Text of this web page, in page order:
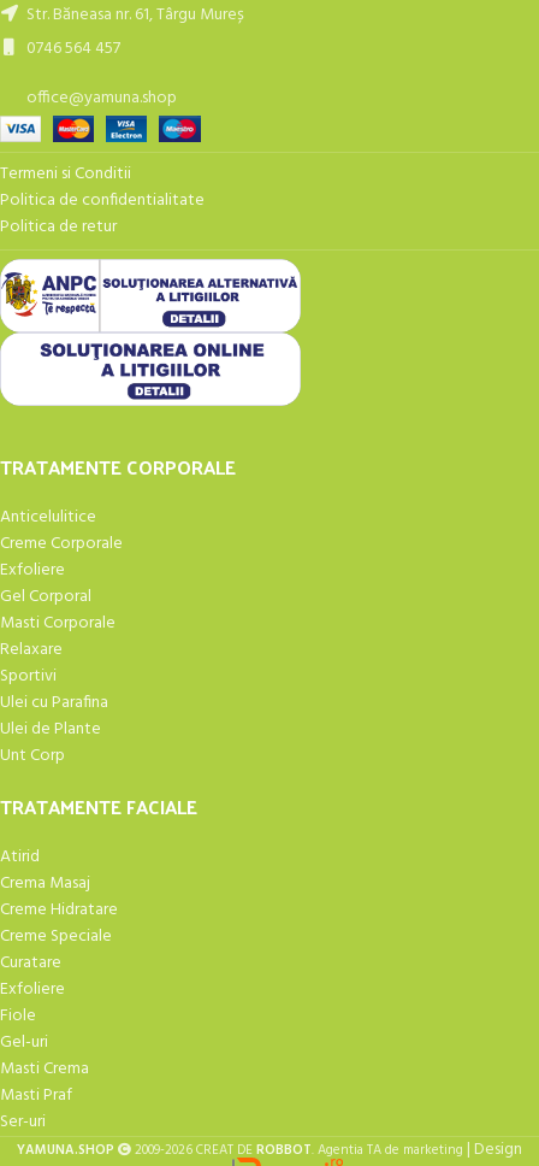
Str. Băneasa nr. 61, Târgu Mureș
0746 564 457
office@yamuna.shop
Termeni si Conditii
Politica de confidentialitate
Politica de retur
TRATAMENTE CORPORALE
Anticelulitice
Creme Corporale
Exfoliere
Gel Corporal
Masti Corporale
Relaxare
Sportivi
Ulei cu Parafina
Ulei de Plante
Unt Corp
TRATAMENTE FACIALE
Atirid
Crema Masaj
Creme Hidratare
Creme Speciale
Curatare
Exfoliere
Fiole
Gel-uri
Masti Crema
Masti Praf
Ser-uri
YAMUNA.SHOP 2009-2026 CREAT DEROBBOT. Agentia TA de marketing | Design